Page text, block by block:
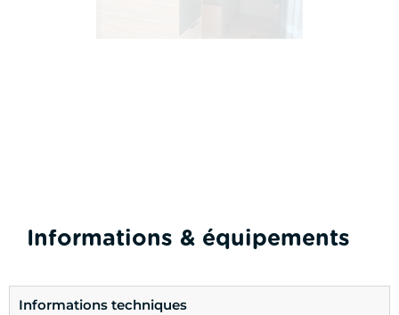
Informations & équipements
Informations techniques